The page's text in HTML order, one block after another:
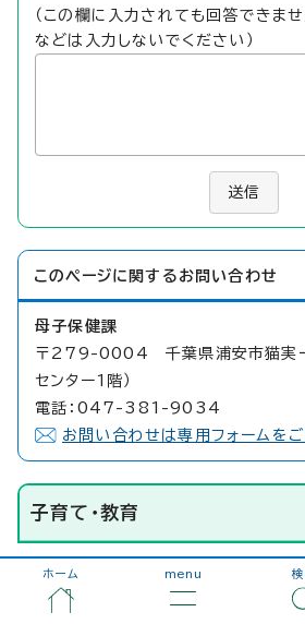
（この欄に入力されても回答できませ
などは入力しないでください）
送信
このページに関する お問い合わせ
母子保健課
〒279-0004 千葉県浦安市猫実一
センター1階）
電話：047-381-9034
お問い合わせは専用フォームをご
子育て・教育
ホーム menu